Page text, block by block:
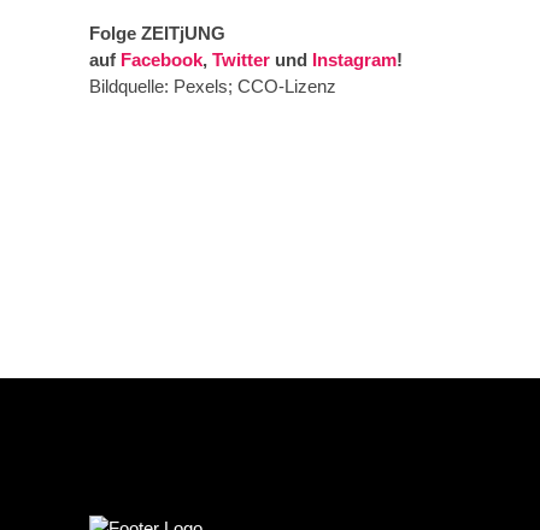
Folge ZEITjUNG
auf Facebook, Twitter und Instagram!
Bildquelle: Pexels; CCO-Lizenz